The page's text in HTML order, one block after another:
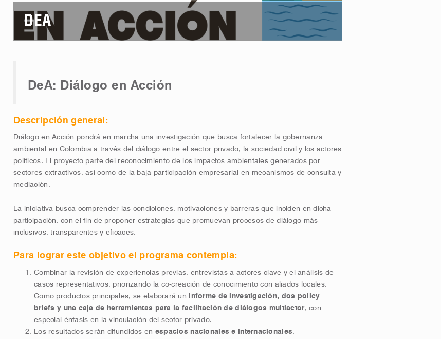
DEA
DeA: Diálogo en Acción
Descripción general:
Diálogo en Acción pondrá en marcha una investigación que busca fortalecer la gobernanza
ambiental en Colombia a través del diálogo entre el sector privado, la sociedad civil y los actores
políticos. El proyecto parte del reconocimiento de los impactos ambientales generados por
sectores extractivos, así como de la baja participación empresarial en mecanismos de consulta y
mediación.
La iniciativa busca comprender las condiciones, motivaciones y barreras que inciden en dicha
participación, con el fin de proponer estrategias que promuevan procesos de diálogo más
inclusivos, transparentes y eficaces.
Para lograr este objetivo el programa contempla:
Combinar la revisión de experiencias previas, entrevistas a actores clave y el análisis de
casos representativos, priorizando la co-creación de conocimiento con aliados locales.
Como productos principales, se elaborará un
informe de investigación, dos policy
briefs y una caja de herramientas para la facilitación de diálogos multiactor, con
especial énfasis en la vinculación del sector privado.
Los resultados serán difundidos en espacios nacionales e internacionales,